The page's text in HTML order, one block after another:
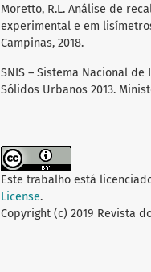
Moretto, R.L. Análise de
experimental e em
Campinas, 2018.
SNIS – Sistema Nacional
Sólidos Urbanos 2013.
Este trabalho está
License.
Copyright (c) 2019 Revista